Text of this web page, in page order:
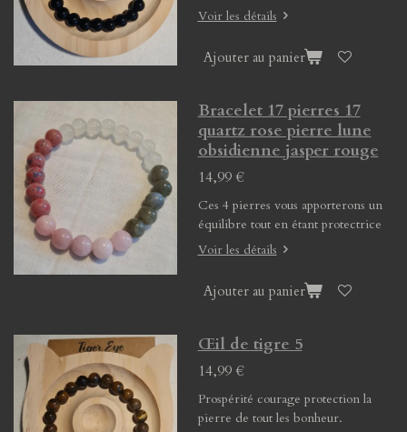
Voir les détails
Ajouter au panier
Bracelet 17 pierres 17
quartz rose pierre lune
obsidienne jasper rouge
14,99 €
Ces 4 pierres vous apporterons un
équilibre tout en étant protectrice
Voir les détails
Ajouter au panier
Œil de tigre 5
14,99 €
Prospérité courage protection la
pierre de tout les bonheur.